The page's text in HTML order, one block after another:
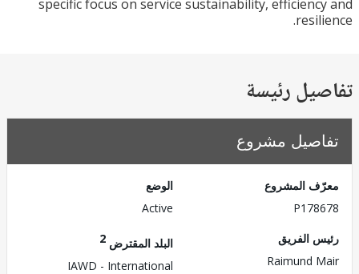
specific focus on service sustainability,
رئيسة
مشروع
المشروع
الفريق
Raimund
البلد المقترض
IAWD - International